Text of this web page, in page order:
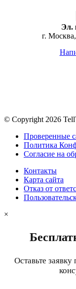
Эл.
г.
© Copyright 2026
Проверенные
Политика
Согласие на
Контакты
Карта сайта
Отказ от
×
Оставьте